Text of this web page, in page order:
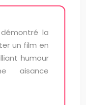
la
un film en
humour
aisance